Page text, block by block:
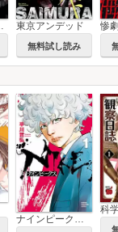
東京アンデッド
無料試し読み